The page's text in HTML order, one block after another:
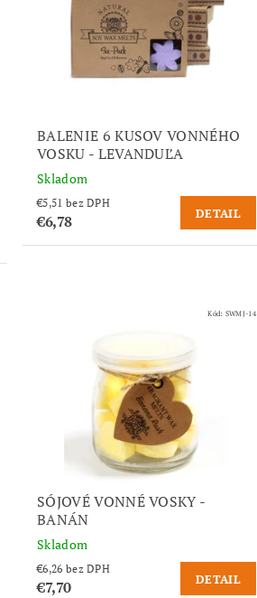
BALENIE 6 KUSOV VONNÉHO
VOSKU - LEVANDUĽA
Skladom
€5,51 bez DPH
€6,78 DETAIL
Kód: SWMJ-14
SÓJOVÉ VONNÉ VOSKY -
BANÁN
Skladom
€6,26 bez DPH
€7,70 DETAIL